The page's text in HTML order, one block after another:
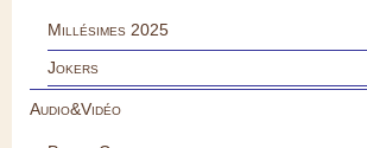
Millésimes 2025
Jokers
Audio&Vidéo